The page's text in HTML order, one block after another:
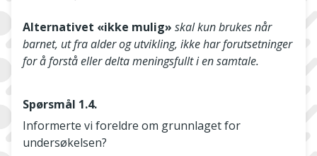
Alternativet «ikke mulig» skal kun brukes når
barnet, ut fra alder og utvikling, ikke har forutsetninger
for å forstå eller delta meningsfullt i en samtale.
Spørsmål 1.4.
Informerte vi foreldre om grunnlaget for
undersøkelsen?